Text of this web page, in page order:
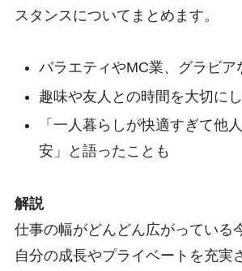
スタンスについてまとめます。
バラエティやMC業、グラビア
趣味や友人との時間を大切に
「一人暮らしが快適すぎて他
安」と語ったことも
解説
仕事の幅がどんどん広がっている
自分の成長やプライベートを充実